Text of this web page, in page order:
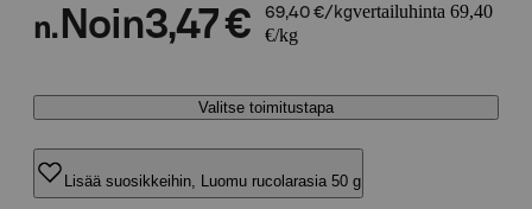
n. Noin3,47 € 69,40 €/kgvertailuhinta 69,40
€/kg
Valitse toimitustapa
Lisää suosikkeihin, Luomu rucolarasia 50 g